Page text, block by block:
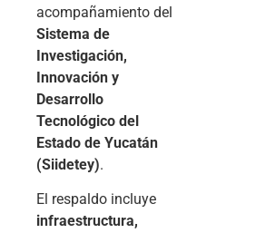
acompañamiento del
Sistema de
Investigación,
Innovación y
Desarrollo
Tecnológico del
Estado de Yucatán
(Siidetey).
El respaldo incluye
infraestructura,